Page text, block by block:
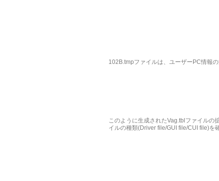
102B.tmpファイルは、ユーザーPC情報
このように生成されたVag.tblファイル
イルの種類(Driver file/GUI file/CUI file)を